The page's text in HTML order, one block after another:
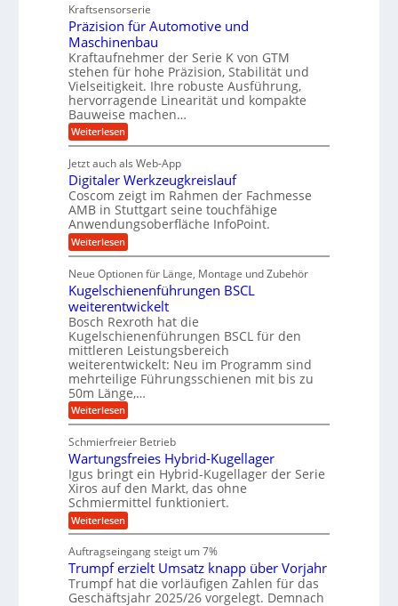
i
n
d
e
t
r
i
e
b
e
f
ü
r
r
a
e
U
m
g
e
b
u
n
g
n
n
d
A
u
f
t
r
a
g
s
e
i
n
g
a
n
g
l
o
s
e
,
w
e
n
i
g
e
r
S
t
e
l
e
n
h
n
s
t
a
n
g
e
n
g
e
t
r
i
e
b
e
f
ü
r
r
ä
z
i
s
e
H
u
b
b
e
w
e
g
u
n
g
e
n
Kraftsensorserie
Präzision für Automotive und
Maschinenbau
Kraftaufnehmer der Serie K von GTM
stehen für hohe Präzision, Stabilität und
Vielseitigkeit. Ihre robuste Ausführung,
hervorragende Linearität und kompakte
Bauweise machen…
Weiterlesen:
P
ä
z
i
s
i
o
n
f
r
A
u
t
o
m
o
t
i
v
e
u
n
d
M
a
s
c
h
i
n
n
b
a
u
Jetzt auch als Web-App
Digitaler Werkzeugkreislauf
Coscom zeigt im Rahmen der Fachmesse
AMB in Stuttgart seine touchfähige
Anwendungsoberfläche InfoPoint.
Weiterlesen:
D
g
i
t
a
l
e
r
W
e
r
k
z
e
u
g
k
r
e
i
s
l
u
f
Neue Optionen für Länge, Montage und Zubehör
Kugelschienenführungen BSCL
weiterentwickelt
Bosch Rexroth hat die
Kugelschienenführungen BSCL für den
mittleren Leistungsbereich
weiterentwickelt: Neu im Programm sind
mehrteilige Führungsschienen mit bis zu
50m Länge,…
Weiterlesen:
K
g
e
l
s
c
h
i
e
e
n
f
ü
Schmierfreier Betrieb
Wartungsfreies Hybrid-Kugellager
Igus bringt ein Hybrid-Kugellager der Serie
Xiros auf den Markt, das ohne
Schmiermittel funktioniert.
Weiterlesen:
W
r
t
u
n
Auftragseingang steigt um 7%
Trumpf erzielt Umsatz knapp über Vorjahr
Trumpf hat die vorläufigen Zahlen für das
Geschäftsjahr 2025/26 vorgelegt. Demnach